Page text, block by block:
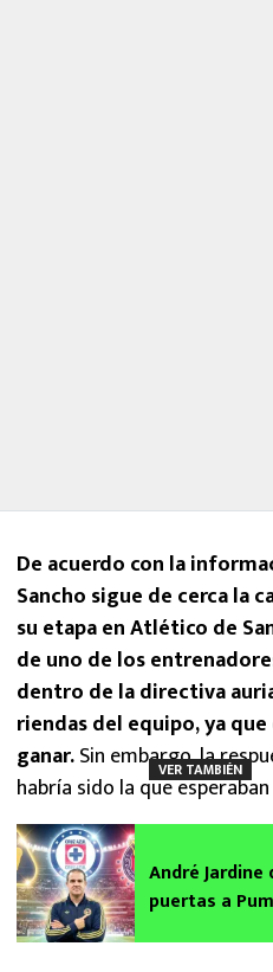
De acuerdo con la
Sancho sigue de cerca la
su etapa en Atlético de
de uno de los
dentro de la directiva
riendas del equipo, ya
ganar.Sin embargo, la
habría sido la que
VER TAMBIÉN
André
puertas a